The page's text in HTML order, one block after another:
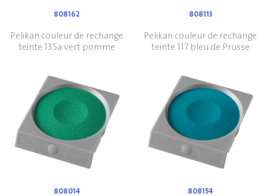
808162
Pelikan couleur de rechange
teinte 135a vert pomme
808113
Pelikan couleur de rechange
teinte 117 bleu de Prusse
808014 808154